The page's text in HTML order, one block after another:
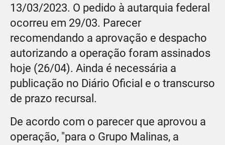
13/03/2023. O pedido à autarquia federal
ocorreu em 29/03. Parecer
recomendando a aprovação e despacho
autorizando a operação foram assinados
hoje (26/04). Ainda é necessária a
publicação no Diário Oficial e o transcurso
de prazo recursal.
De acordo com o parecer que aprovou a
operação, "para o Grupo Malinas, a